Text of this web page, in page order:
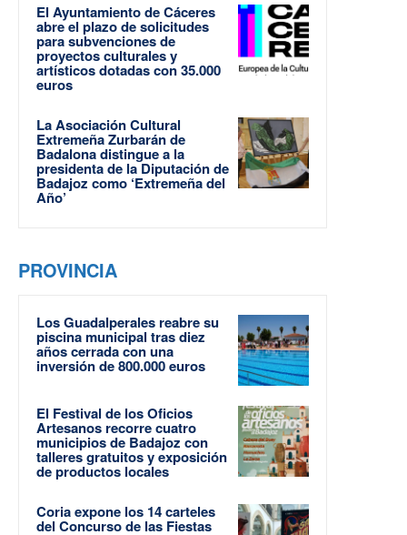
El Ayuntamiento de Cáceres
abre el plazo de solicitudes
para subvenciones de
proyectos culturales y
artísticos dotadas con 35.000
euros
La Asociación Cultural
Extremeña Zurbarán de
Badalona distingue a la
presidenta de la Diputación de
Badajoz como ‘Extremeña del
Año’
PROVINCIA
Los Guadalperales reabre su
piscina municipal tras diez
años cerrada con una
inversión de 800.000 euros
El Festival de los Oficios
Artesanos recorre cuatro
municipios de Badajoz con
talleres gratuitos y exposición
de productos locales
Coria expone los 14 carteles
del Concurso de las Fiestas